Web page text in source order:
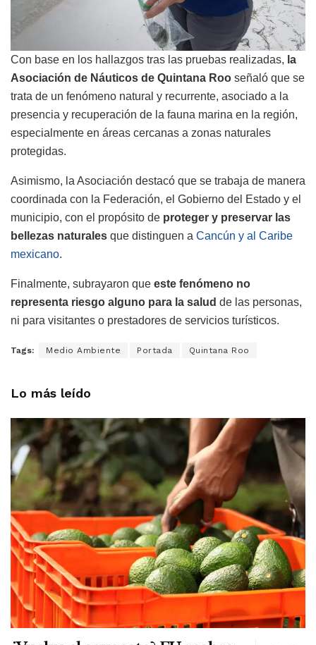
Con base en los hallazgos tras las pruebas realizadas, la
Asociación de Náuticos de Quintana Roo señaló que se
trata de un fenómeno natural y recurrente, asociado a la
presencia y recuperación de la fauna marina en la región,
especialmente en áreas cercanas a zonas naturales
protegidas.
Asimismo, la Asociación destacó que se trabaja de manera
coordinada con la Federación, el Gobierno del Estado y el
municipio, con el propósito de proteger y preservar las
bellezas naturales que distinguen a Cancún y al Caribe
mexicano.
Finalmente, subrayaron que este fenómeno no
representa riesgo alguno para la salud de las personas,
ni para visitantes o prestadores de servicios turísticos.
Tags: Medio Ambiente Portada Quintana Roo
Lo más leído